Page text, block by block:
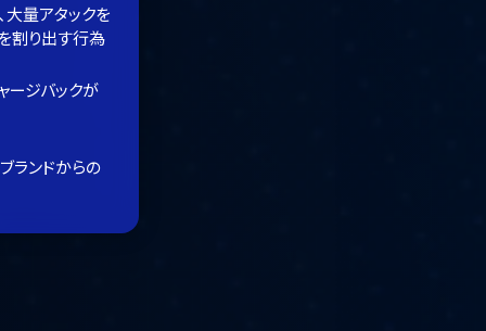
量アタックを
割り出す行為
ージバックが
ランドからの